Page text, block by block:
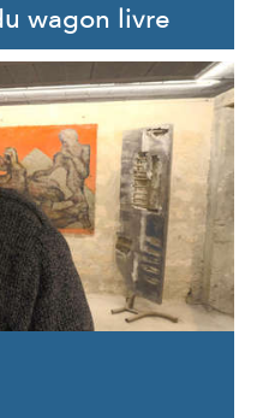
wagon livre